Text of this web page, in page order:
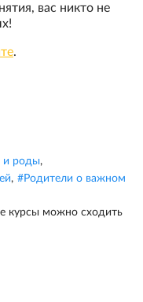
вас никто не
.
и роды,
, #Родители о важном
курсы можно сходить